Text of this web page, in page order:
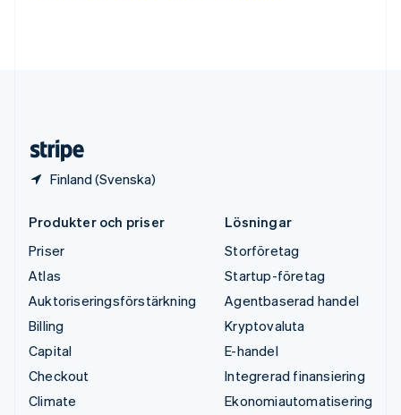
Finland (Svenska)
Produkter och priser
Priser
Atlas
Auktoriseringsförstärkning
Billing
Capital
Checkout
Climate
Lösningar
Storföretag
Startup-företag
Agentbaserad handel
Kryptovaluta
E-handel
Integrerad finansiering
Ekonomiautomatisering